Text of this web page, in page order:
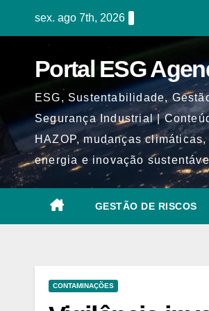
sex. ago 7th, 2026
Portal ESG
ESG, Sustentabilidade,
Segurança Industrial |
HAZOP, mudanças
energia e inovação sustentável
GESTÃO DE RISCOS
CONTAMINAÇÕES